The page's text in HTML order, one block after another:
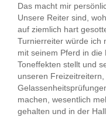
Das macht mir
Unsere Reiter sind,
auf ziemlich hart
Turnierreiter würde ich
mit seinem Pferd in die
Toneffekten stellt und
unseren
machen, wesentlich
gehalten und in der